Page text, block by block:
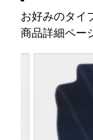
お好みのタイ
商品詳細ペー